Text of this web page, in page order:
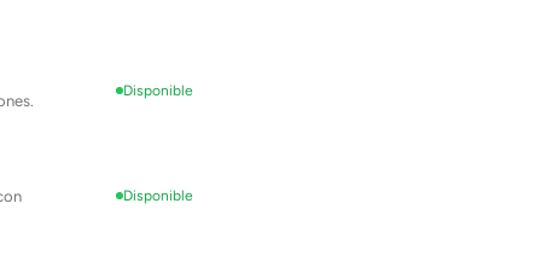
Disponible
Disponible